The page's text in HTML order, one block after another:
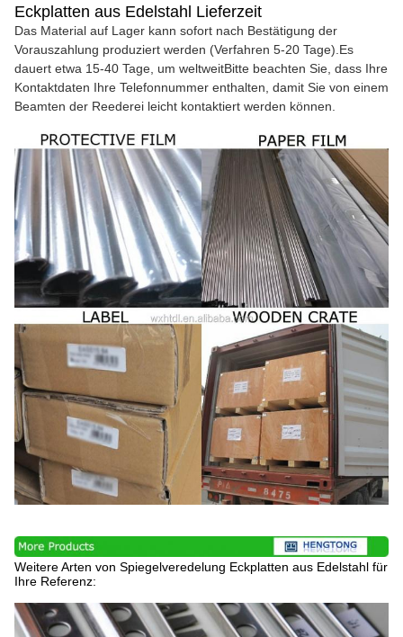
Eckplatten aus Edelstahl Lieferzeit
Das Material auf Lager kann sofort nach Bestätigung der
Vorauszahlung produziert werden (Verfahren 5-20 Tage).Es
dauert etwa 15-40 Tage, um weltweitBitte beachten Sie, dass Ihre
Kontaktdaten Ihre Telefonnummer enthalten, damit Sie von einem
Beamten der Reederei leicht kontaktiert werden können.
Weitere Arten von Spiegelveredelung Eckplatten aus Edelstahl für
Ihre Referenz: